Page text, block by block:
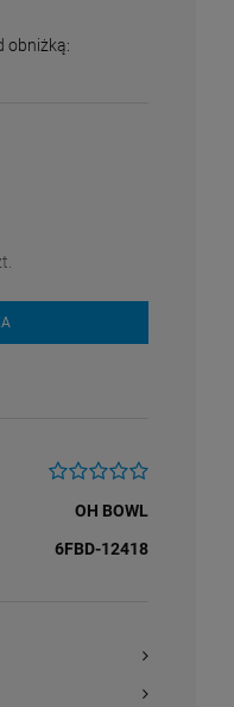
obniżką:
OH BOWL
6FBD-12418